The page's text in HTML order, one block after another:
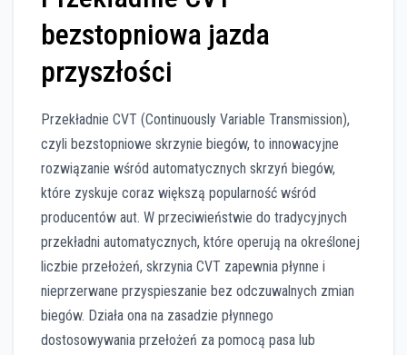
bezstopniowa jazda
przyszłości
Przekładnie CVT (Continuously Variable Transmission),
czyli bezstopniowe skrzynie biegów, to innowacyjne
rozwiązanie wśród automatycznych skrzyń biegów,
które zyskuje coraz większą popularność wśród
producentów aut. W przeciwieństwie do tradycyjnych
przekładni automatycznych, które operują na określonej
liczbie przełożeń, skrzynia CVT zapewnia płynne i
nieprzerwane przyspieszanie bez odczuwalnych zmian
biegów. Działa ona na zasadzie płynnego
dostosowywania przełożeń za pomocą pasa lub